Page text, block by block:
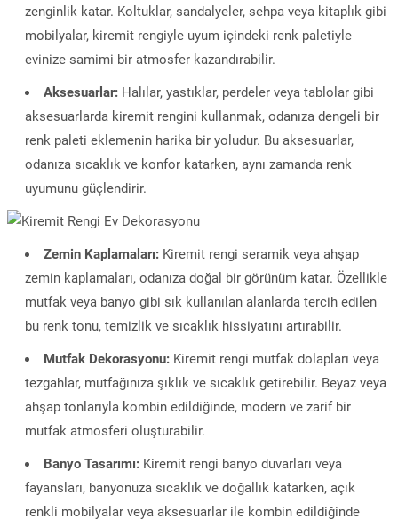
zenginlik katar. Koltuklar, sandalyeler, sehpa veya kitaplık gibi
mobilyalar, kiremit rengiyle uyum içindeki renk paletiyle
evinize samimi bir atmosfer kazandırabilir.
Aksesuarlar: Halılar, yastıklar, perdeler veya tablolar gibi
aksesuarlarda kiremit rengini kullanmak, odanıza dengeli bir
renk paleti eklemenin harika bir yoludur. Bu aksesuarlar,
odanıza sıcaklık ve konfor katarken, aynı zamanda renk
uyumunu güçlendirir.
Zemin Kaplamaları: Kiremit rengi seramik veya ahşap
zemin kaplamaları, odanıza doğal bir görünüm katar. Özellikle
mutfak veya banyo gibi sık kullanılan alanlarda tercih edilen
bu renk tonu, temizlik ve sıcaklık hissiyatını artırabilir.
Mutfak Dekorasyonu: Kiremit rengi mutfak dolapları veya
tezgahlar, mutfağınıza şıklık ve sıcaklık getirebilir. Beyaz veya
ahşap tonlarıyla kombin edildiğinde, modern ve zarif bir
mutfak atmosferi oluşturabilir.
Banyo Tasarımı: Kiremit rengi banyo duvarları veya
fayansları, banyonuza sıcaklık ve doğallık katarken, açık
renkli mobilyalar veya aksesuarlar ile kombin edildiğinde